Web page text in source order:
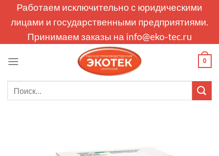
Работаем исключительно с юридическими
лицами и государственными предприятиями.
Принимаем заказы на info@eko-tec.ru
0